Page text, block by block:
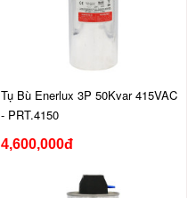
Tụ Bù Enerlux 3P 50Kvar 415VAC
- PRT.4150
4,600,000đ